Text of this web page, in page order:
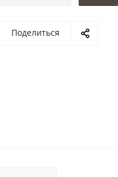
Поделиться